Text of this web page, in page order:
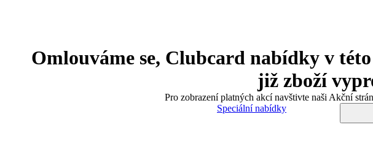
Omlouváme se, Clubcard nabídky v
již zboží
Pro zobrazení platných akcí navštivte naši Akční
Speciální nabídky